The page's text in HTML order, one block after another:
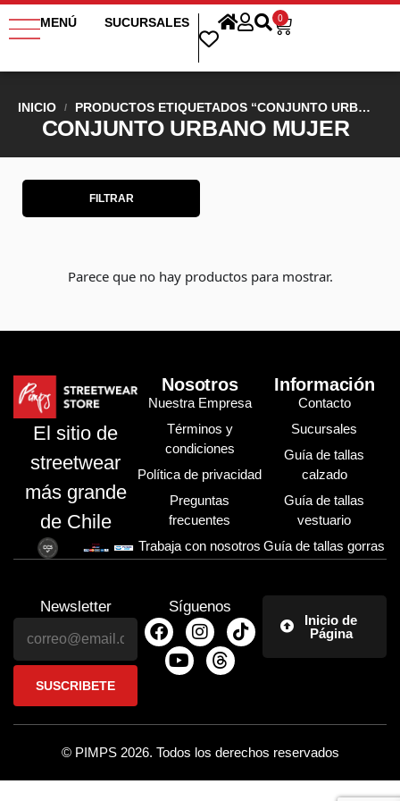
MENÚ SUCURSALES 0
INICIO / PRODUCTOS ETIQUETADOS “CONJUNTO URBANO MUJER”
CONJUNTO URBANO MUJER
FILTRAR
Parece que no hay productos para mostrar.
El sitio de
streetwear
más grande
de Chile
Nosotros
Nuestra Empresa
Términos y
condiciones
Política de privacidad
Preguntas
frecuentes
Trabaja con nosotros
Información
Contacto
Sucursales
Guía de tallas
calzado
Guía de tallas
vestuario
Guía de tallas gorras
Newsletter Síguenos
Inicio de
Página
© PIMPS 2026. Todos los derechos reservados